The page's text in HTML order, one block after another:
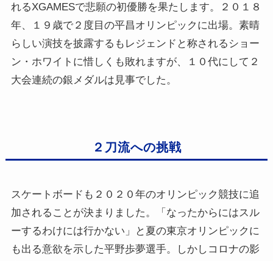
れるXGAMESで悲願の初優勝を果たします。２０１８
年、１９歳で２度目の平昌オリンピックに出場。素晴
らしい演技を披露するもレジェンドと称されるショー
ン・ホワイトに惜しくも敗れますが、１０代にして２
大会連続の銀メダルは見事でした。
２刀流への挑戦
スケートボードも２０２０年のオリンピック競技に追
加されることが決まりました。「なったからにはスル
ーするわけには行かない」と夏の東京オリンピックに
も出る意欲を示した平野歩夢選手。しかしコロナの影